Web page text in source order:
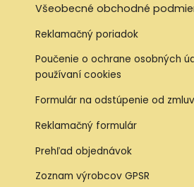
Všeobecné obchodné
Reklamačný poriadok
Poučenie o ochrane osobných
používaní cookies
Formulár na odstúpenie od
Reklamačný formulár
Prehľad objednávok
Zoznam výrobcov GPSR